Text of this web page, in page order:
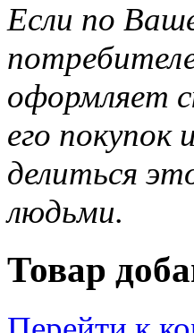
Если по
оформляет
его покупок
делиться
людьми.
Товар